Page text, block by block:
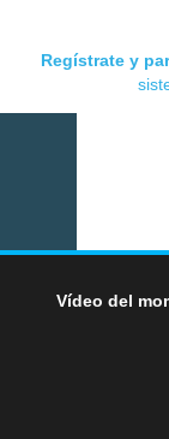
Regístrate y
Vídeo del